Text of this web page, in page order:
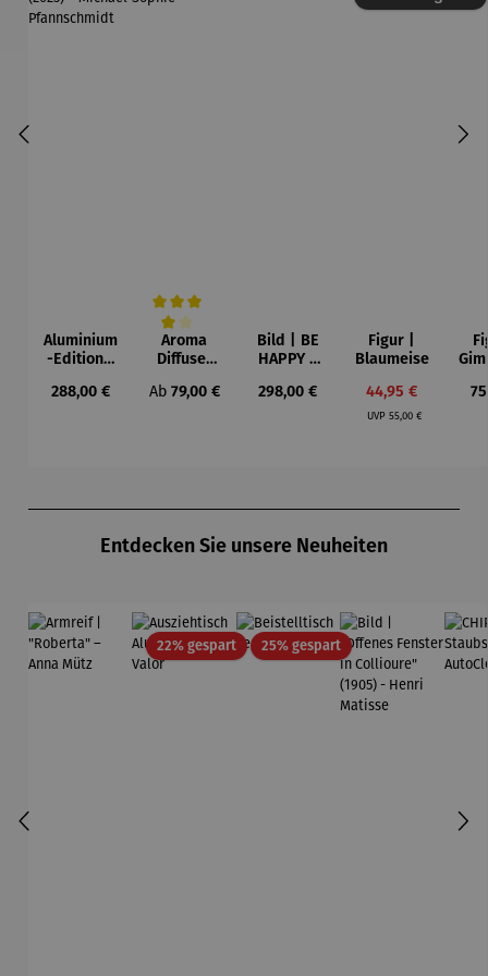
Aluminium
-Edition |
MY LIFE
Regulärer Preis:
288,00 €
Durchschnittliche Bewertung von 4 von 5 Sternen
Aroma
Diffuser
Laterne –
Regulärer Preis:
Ab 79,00 €
Bild | BE
HAPPY –
Pfannsch
Regulärer Preis:
298,00 €
Figur |
Blaumeise
Verkaufspreis:
44,95 €
UVP Regulärer Preis:
55,00 €
Entdecken Sie unsere Neuheiten
22% gespartRabatt25% gespartRabatt